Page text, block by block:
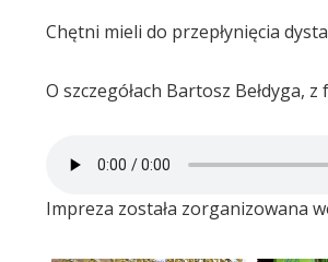
Chętni mieli do przepłynięcia
O szczegółach Bartosz Bełdyga,
Impreza została zorganizowana